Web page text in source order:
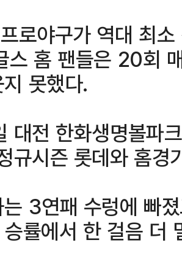
로야구가 역대 최
스 홈 팬들은 20회
못했다.
대전 한화생명볼파
규시즌 롯데와 홈
는 3연패 수렁에 빠
률에서 한 걸음 더